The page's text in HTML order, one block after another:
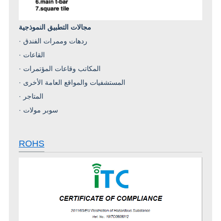
مجالات التطبيق النموذجية
· ردهات وممرات الفندق
· القاعات
· المكاتب وقاعات المؤتمرات
· المستشفيات والمواقع العامة الأخرى
·
المتاجر
· سوبر مولات
ROHS